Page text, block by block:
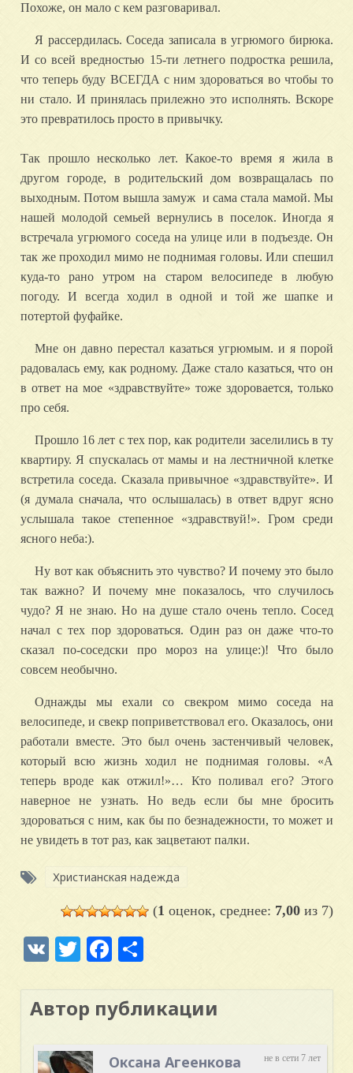
Похоже, он мало с кем разговаривал.
Я рассердилась. Соседа записала в угрюмого бирюка.
И со всей вредностью 15-ти летнего подростка решила,
что теперь буду ВСЕГДА с ним здороваться во чтобы то
ни стало. И принялась прилежно это исполнять. Вскоре
это превратилось просто в привычку.
Так прошло несколько лет. Какое-то время я жила в
другом городе, в родительский дом возвращалась по
выходным. Потом вышла замуж и сама стала мамой. Мы
нашей молодой семьей вернулись в поселок. Иногда я
встречала угрюмого соседа на улице или в подъезде. Он
так же проходил мимо не поднимая головы. Или спешил
куда-то рано утром на старом велосипеде в любую
погоду. И всегда ходил в одной и той же шапке и
потертой фуфайке.
Мне он давно перестал казаться угрюмым. и я порой
радовалась ему, как родному. Даже стало казаться, что он
в ответ на мое «здравствуйте» тоже здоровается, только
про себя.
Прошло 16 лет с тех пор, как родители заселились в ту
квартиру. Я спускалась от мамы и на лестничной клетке
встретила соседа. Сказала привычное «здравствуйте». И
(я думала сначала, что ослышалась) в ответ вдруг ясно
услышала такое степенное «здравствуй!». Гром среди
ясного неба:).
Ну вот как объяснить это чувство? И почему это было
так важно? И почему мне показалось, что случилось
чудо? Я не знаю. Но на душе стало очень тепло. Сосед
начал с тех пор здороваться. Один раз он даже что-то
сказал по-соседски про мороз на улице:)! Что было
совсем необычно.
Однажды мы ехали со свекром мимо соседа на
велосипеде, и свекр поприветствовал его. Оказалось, они
работали вместе. Это был очень застенчивый человек,
который всю жизнь ходил не поднимая головы. «А
теперь вроде как отжил!»… Кто поливал его? Этого
наверное не узнать. Но ведь если бы мне бросить
здороваться с ним, как бы по безнадежности, то может и
не увидеть в тот раз, как зацветают палки.
Христианская надежда
(1 оценок, среднее: 7,00 из 7)
VK TwitterFacebook
Автор публикации
не в сети 7 лет
Оксана Агеенкова